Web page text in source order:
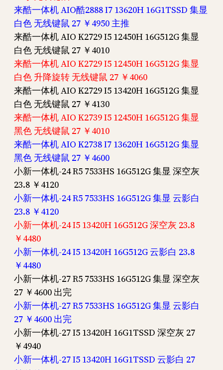
来酷一体机 AIO酷2888 I7 13620H 16G1TSSD 集显
白色 无线键鼠 27 ￥4950 主推
来酷一体机 AIO K2729 I5 12450H 16G512G 集显
白色 无线键鼠 27 ￥4010
来酷一体机 AIO K2729 I5 12450H 16G512G 集显
白色 升降旋转 无线键鼠 27 ￥4060
来酷一体机 AIO K2729 I5 13420H 16G512G 集显
白色 无线键鼠 27 ￥4130
来酷一体机 AIO K2739 I5 12450H 16G512G 集显
黑色 无线键鼠 27 ￥4010
来酷一体机 AIO K2738 I7 13620H 16G512G 集显
黑色 无线键鼠 27 ￥4600
小新一体机-24 R5 7533HS 16G512G 集显 深空灰
23.8 ￥4120
小新一体机-24 R5 7533HS 16G512G 集显 云影白
23.8 ￥4120
小新一体机-24 I5 13420H 16G512G 深空灰 23.8
￥4480
小新一体机-24 I5 13420H 16G512G 云影白 23.8
￥4480
小新一体机-27 R5 7533HS 16G512G 集显 深空灰
27 ￥4600 出完
小新一体机-27 R5 7533HS 16G512G 集显 云影白
27 ￥4600 出完
小新一体机-27 I5 13420H 16G1TSSD 深空灰 27
￥4940
小新一体机-27 I5 13420H 16G1TSSD 云影白 27